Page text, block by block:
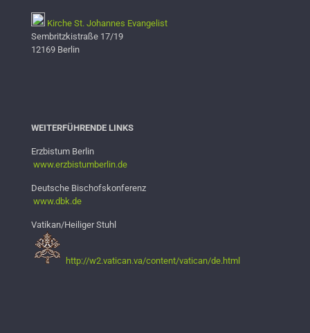
Kirche St. Johannes Evangelist
Sembritzkistraße 17/19
12169 Berlin
WEITERFÜHRENDE LINKS
Erzbistum Berlin
www.erzbistumberlin.de
Deutsche Bischofskonferenz
www.dbk.de
Vatikan/Heiliger Stuhl
http://w2.vatican.va/content/vatican/de.html